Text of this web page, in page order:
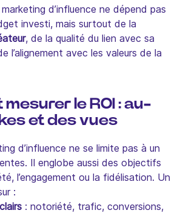
d’influence ne dépend pas
investi, mais surtout de la
, de la qualité du lien avec sa
l’alignement avec les valeurs de la
mesurer le ROI : au-
et des vues
d’influence ne se limite pas à un
Il englobe aussi des objectifs
l’engagement ou la fidélisation. Un
:
: notoriété, trafic, conversions,